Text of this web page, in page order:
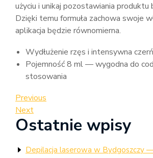
użyciu i unikaj pozostawiania produktu
Dzięki temu formuła zachowa swoje
aplikacja będzie równomierna.
Wydłużenie rzęs i intensywna
Pojemność 8 ml — wygodna do
stosowania
Nawigacja
wpisu
Previous
Post
Previous
Next
Post
Next
Ostatnie wpisy
Depilacja laserowa w Bydgoszczy